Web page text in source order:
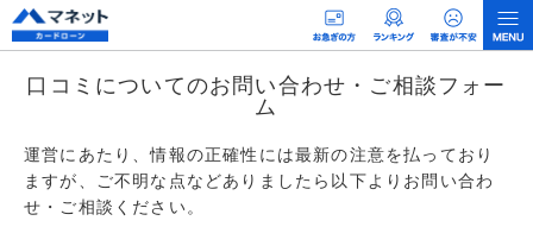
口コミについてのお問い合わせ・ご相談フォー
ム
運営にあたり、情報の正確性には最新の注意を払っており
ますが、ご不明な点などありましたら以下よりお問い合わ
せ・ご相談ください。